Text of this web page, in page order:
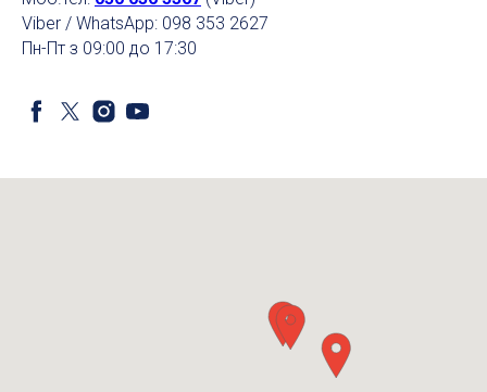
Viber / WhatsApp: 098 353 2627
Пн-Пт з 09:00 до 17:30